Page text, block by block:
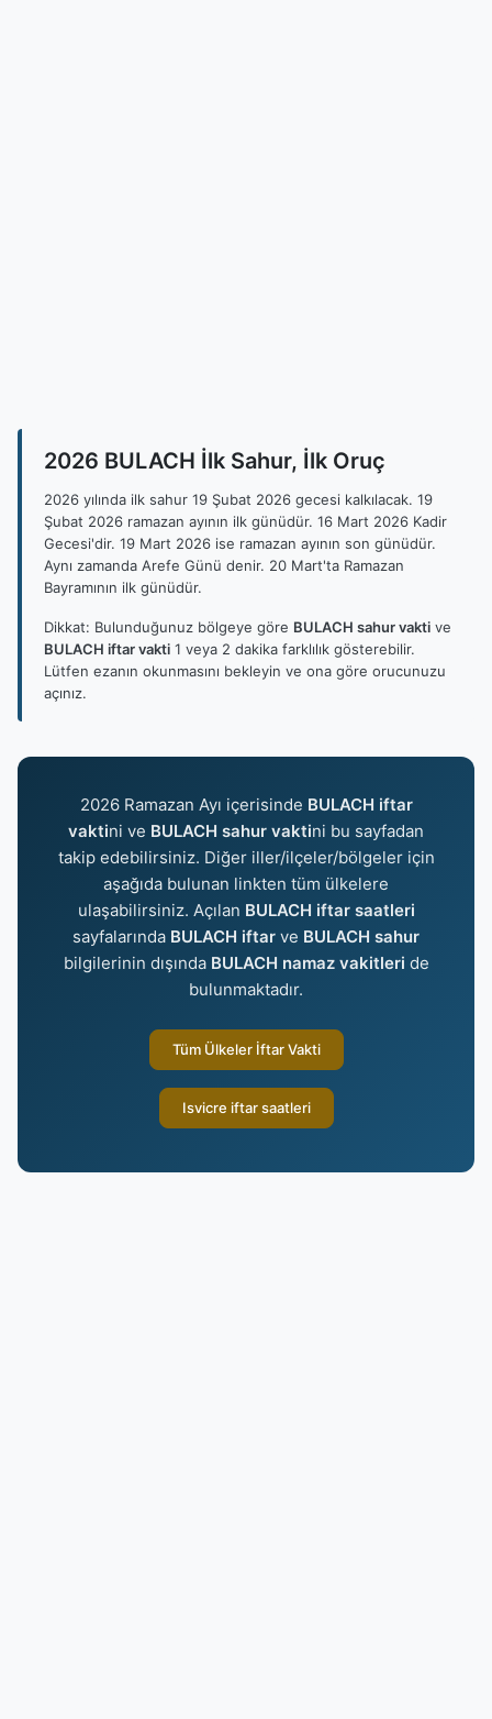
2026 BULACH İlk Sahur, İlk Oruç
2026 yılında ilk sahur 19 Şubat 2026 gecesi kalkılacak. 19
Şubat 2026 ramazan ayının ilk günüdür. 16 Mart 2026 Kadir
Gecesi'dir. 19 Mart 2026 ise ramazan ayının son günüdür.
Aynı zamanda Arefe Günü denir. 20 Mart'ta Ramazan
Bayramının ilk günüdür.
Dikkat: Bulunduğunuz bölgeye göre BULACH sahur vakti ve
BULACH iftar vakti 1 veya 2 dakika farklılık gösterebilir.
Lütfen ezanın okunmasını bekleyin ve ona göre orucunuzu
açınız.
2026 Ramazan Ayı içerisinde BULACH iftar
vaktini ve BULACH sahur vaktini bu sayfadan
takip edebilirsiniz. Diğer iller/ilçeler/bölgeler için
aşağıda bulunan linkten tüm ülkelere
ulaşabilirsiniz. Açılan BULACH iftar saatleri
sayfalarında BULACH iftar ve BULACH sahur
bilgilerinin dışında BULACH namaz vakitleri de
bulunmaktadır.
Tüm Ülkeler İftar Vakti
Isvicre iftar saatleri